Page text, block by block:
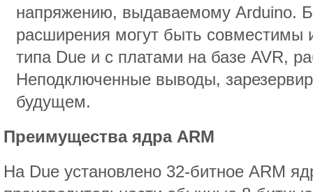
напряжению, выдаваемому Arduino.
расширения могут быть совместимы
типа Due и с платами на базе AVR,
Неподключенные выводы,
будущем.
Преимущества ядра ARM
На Due установлено 32-битное ARM